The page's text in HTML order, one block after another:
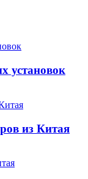
установок
из Китая